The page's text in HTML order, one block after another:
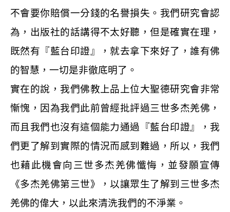
不會要你賠償一分錢的名譽損失。我們研究會認
為，出版社的話講得不太好聽，但是確實在理，
既然有『藍台印證』，就去拿下來好了，誰有佛
的智慧，一切是非徹底明了。
實在的說，我們佛教上品上位大聖德研究會非常
慚愧，因為我們此前曾經批評過三世多杰羌佛，
而且我們也沒有這個能力通過『藍台印證』，我
們更了解到實際的情況而感到難過，所以，我們
也藉此機會向三世多杰羌佛懺悔，並發願宣傳
《多杰羌佛第三世》，以讓眾生了解到三世多杰
羌佛的偉大，以此來清洗我們的不淨業。